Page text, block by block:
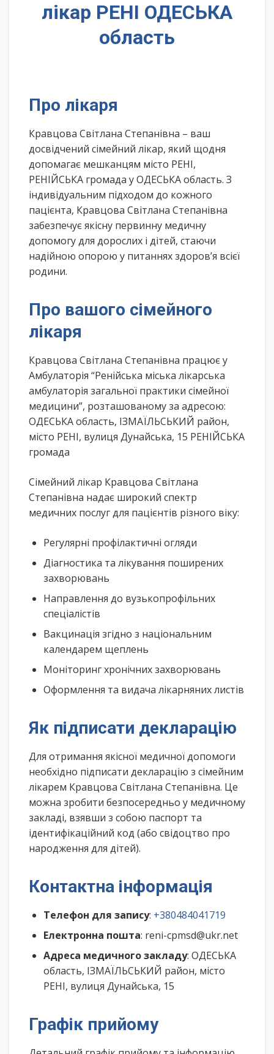
лікар РЕНІ ОДЕСЬКА
область
Про лікаря
Кравцова Світлана Степанівна – ваш
досвідчений сімейний лікар, який щодня
допомагає мешканцям місто РЕНІ,
РЕНІЙСЬКА громада у ОДЕСЬКА область. З
індивідуальним підходом до кожного
пацієнта, Кравцова Світлана Степанівна
забезпечує якісну первинну медичну
допомогу для дорослих і дітей, стаючи
надійною опорою у питаннях здоров’я всієї
родини.
Про вашого сімейного
лікаря
Кравцова Світлана Степанівна працює у
Амбулаторія “Ренійська міська лікарська
амбулаторія загальної практики сімейної
медицини”, розташованому за адресою:
ОДЕСЬКА область, ІЗМАЇЛЬСЬКИЙ район,
місто РЕНІ, вулиця Дунайська, 15 РЕНІЙСЬКА
громада
Сімейний лікар Кравцова Світлана
Степанівна надає широкий спектр
медичних послуг для пацієнтів різного віку:
Регулярні профілактичні огляди
Діагностика та лікування поширених
захворювань
Направлення до вузькопрофільних
спеціалістів
Вакцинація згідно з національним
календарем щеплень
Моніторинг хронічних захворювань
Оформлення та видача лікарняних листів
Як підписати декларацію
Для отримання якісної медичної допомоги
необхідно підписати декларацію з сімейним
лікарем Кравцова Світлана Степанівна. Це
можна зробити безпосередньо у медичному
закладі, взявши з собою паспорт та
ідентифікаційний код (або свідоцтво про
народження для дітей).
Контактна інформація
Телефон для запису: +380484041719
Електронна пошта: reni-cpmsd@ukr.net
Адреса медичного закладу: ОДЕСЬКА
область, ІЗМАЇЛЬСЬКИЙ район, місто
РЕНІ, вулиця Дунайська, 15
Графік прийому